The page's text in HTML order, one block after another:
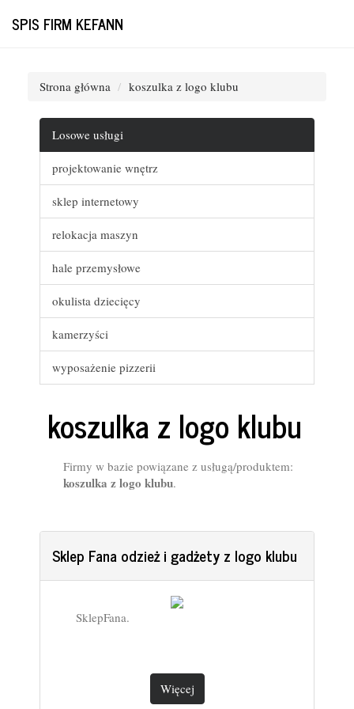
SPIS FIRM KEFANN
Strona główna koszulka z logo klubu
Losowe usługi
projektowanie wnętrz
sklep internetowy
relokacja maszyn
hale przemysłowe
okulista dziecięcy
kamerzyści
wyposażenie pizzerii
koszulka z logo klubu
Firmy w bazie powiązane z usługą/produktem:
koszulka z logo klubu.
Sklep Fana odzież i gadżety z logo klubu
SklepFana.
Więcej